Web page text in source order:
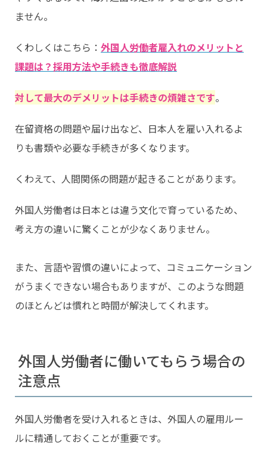
ません。
くわしくはこちら： 外国人労働者雇入れのメリットと
課題は？採用方法や手続きも徹底解説
対して最大のデメリットは手続きの煩雑さです。
在留資格の問題や届け出など、日本人を雇い入れるよ
りも書類や必要な手続きが多くなります。
くわえて、人間関係の問題が起きることがあります。
外国人労働者は日本とは違う文化で育っているため、
考え方の違いに驚くことが少なくありません。
また、言語や習慣の違いによって、コミュニケーション
がうまくできない場合もありますが、このような問題
のほとんどは慣れと時間が解決してくれます。
外国人労働者に働いてもらう場合の
注意点
外国人労働者を受け入れるときは、外国人の雇用ルー
ルに精通しておくことが重要です。